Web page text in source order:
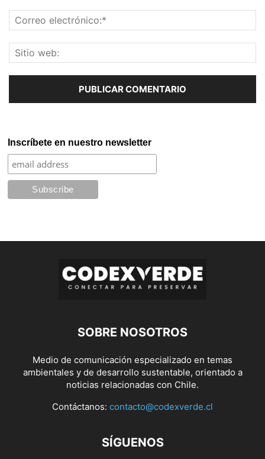
Inscríbete en nuestro newsletter
SOBRE NOSOTROS
Medio de comunicación especializado en temas
ambientales y de desarrollo sustentable, orientado a
noticias relacionadas con Chile.
Contáctanos: contacto@codexverde.cl
SÍGUENOS